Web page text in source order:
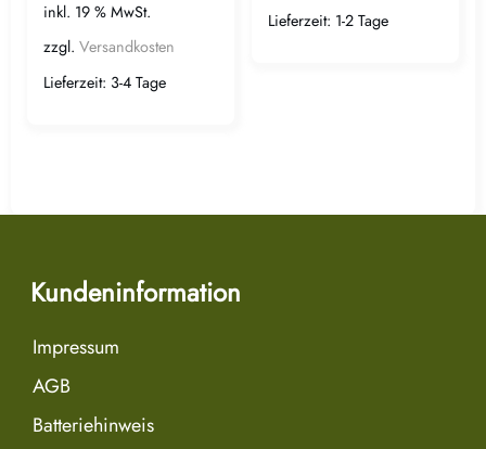
inkl. 19 % MwSt.
zzgl. Versandkosten
Lieferzeit: 3-4 Tage
Lieferzeit: 1-2 Tage
Kundeninformation
Impressum
AGB
Batteriehinweis